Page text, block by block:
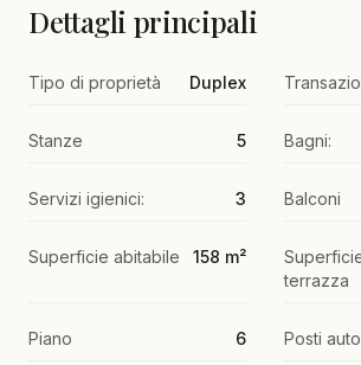
Dettagli principali
Tipo di proprietà Duplex
Stanze 5 Bagni:
Servizi igienici: 3 Balconi
Superficie abitabile 158 m²
terrazza
Piano 6 Posti auto